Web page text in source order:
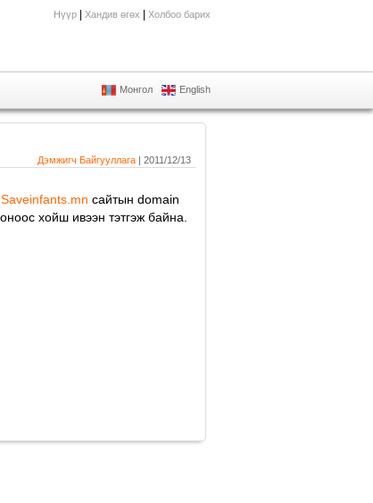
Монгол English
Нүүр Хандив өгөх Холбоо барих
Дэмжигч Байгууллага | 2011/12/13
Saveinfants.mn сайтын domain
хойш ивээн тэтгэж байна.